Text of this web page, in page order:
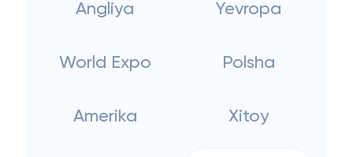
Angliya Yevropa
World Expo Polsha
Amerika Xitoy